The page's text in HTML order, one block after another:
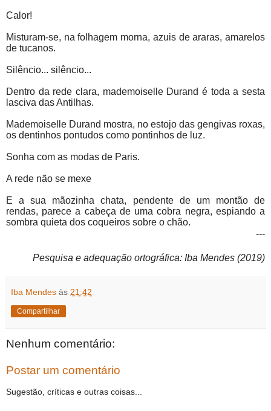
Calor!
Misturam-se, na folhagem morna, azuis de araras, amarelos
de tucanos.
Silêncio... silêncio...
Dentro da rede clara, mademoiselle Durand é toda a sesta
lasciva das Antilhas.
Mademoiselle Durand mostra, no estojo das gengivas roxas,
os dentinhos pontudos como pontinhos de luz.
Sonha com as modas de Paris.
A rede não se mexe
E a sua mãozinha chata, pendente de um montão de
rendas, parece a cabeça de uma cobra negra, espiando a
sombra quieta dos coqueiros sobre o chão.
---
Pesquisa e adequação ortográfica: Iba Mendes (2019)
Iba Mendes às 21:42
Compartilhar
Nenhum comentário:
Postar um comentário
Sugestão, críticas e outras coisas...